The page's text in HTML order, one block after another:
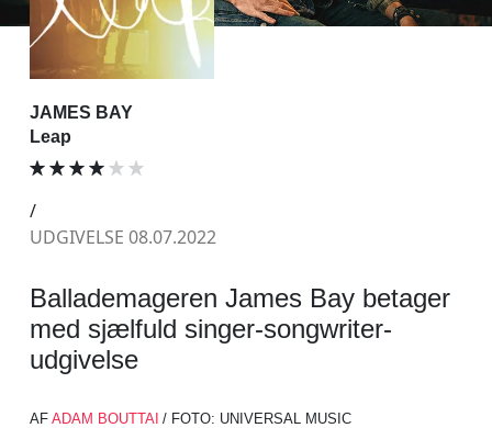
JAMES BAY
Leap
/
UDGIVELSE 08.07.2022
Ballademageren James Bay betager
med sjælfuld singer-songwriter-
udgivelse
AF ADAM BOUTTAI / FOTO: UNIVERSAL MUSIC